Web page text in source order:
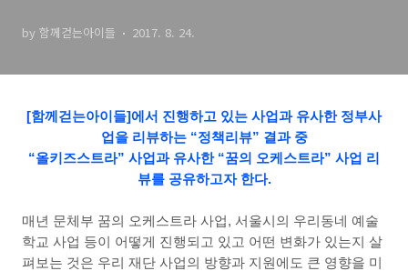
by 함께걷는아이들 2017. 8. 24.
[함께걷는아이들]에서 진행하고 있는 사업과 유사한 정부사
업을 리뷰하는 “정책리뷰” 결과 중
“올키즈스트라” 사업과 유사한 “꿈의 오케스트라” 사업 리
뷰를 공유하고자 한다.
매년 문체부 꿈의 오케스트라 사업, 서울시의 우리동네 예술
학교 사업 등이 어떻게 진행되고 있고 어떤 변화가 있는지 살
펴보는 것은 우리 재단 사업의 방향과 지원에도 큰 영향을 미